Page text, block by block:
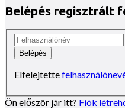
Belépés regisztrált
Elfelejtette
Ön először jár itt? Fiók